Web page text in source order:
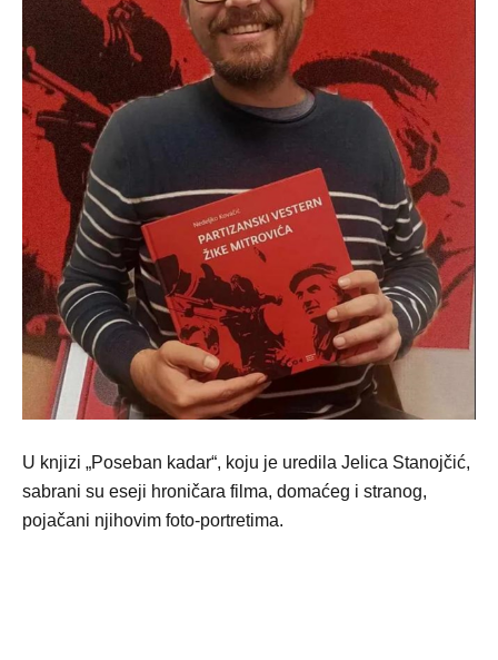
U knjizi „Poseban kadar“, koju je uredila Jelica Stanojčić,
sabrani su eseji hroničara filma, domaćeg i stranog,
pojačani njihovim foto-portretima.